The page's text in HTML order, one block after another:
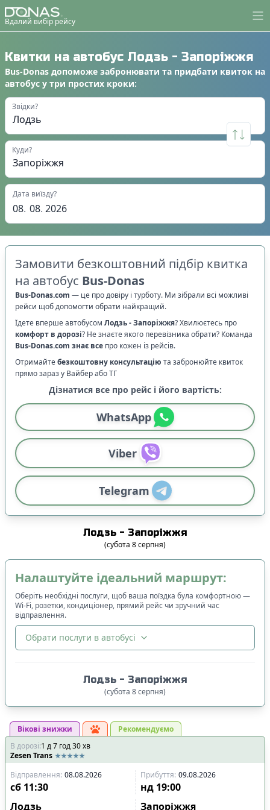
Вдалий вибір рейсу
Квитки на автобус Лодзь - Запоріжжя
Bus-Donas допоможе забронювати та придбати квиток на
автобус у три простих кроки:
Звідки?
Куди?
Дата виїзду?
08. 08. 2026
Замовити безкоштовний підбір квитка
на автобус Bus-Donas
Bus-Donas.com — це про довіру і турботу. Ми зібрали всі можливі
рейси щоб допомогти обрати найкращий.
Їдете вперше автобусом Лодзь-Запоріжжя? Хвилюєтесь про
комфорт в дорозі? Не знаєте якого перевізника обрати? Команда
Bus-Donas.com знає все про кожен із рейсів.
Отримайтебезкоштовну консультацію та забронюйте квиток
прямо зараз у Вайбер або ТГ
Дізнатися все про рейс і його вартість:
WhatsApp
Viber
Telegram
Лодзь - Запоріжжя
(субота 8серпня)
Налаштуйте ідеальний маршрут:
Оберіть необхідні послуги, щоб ваша поїздка була комфортною —
Wi-Fi, розетки, кондиціонер, прямий рейс чи зручний час
відправлення.
Обрати послуги в автобусі
Спочатку дешевші
Час відправлення
Спочатку ранні
Спочатку вечірні
Час прибуття
Лодзь - Запоріжжя
(субота 8серпня)
Вікові знижки
Рекомендуємо
В дорозі:1 д7 год30хв
Zesen Trans
Відправлення: 08.08.2026 Прибуття: 09.08.2026
сб 11:30 нд 19:00
Лодзь
Запоріжжя